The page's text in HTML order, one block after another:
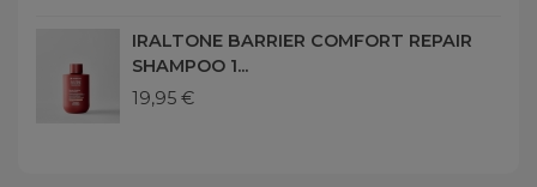
IRALTONE BARRIER COMFORT REPAIR
SHAMPOO 1...
19,95 €